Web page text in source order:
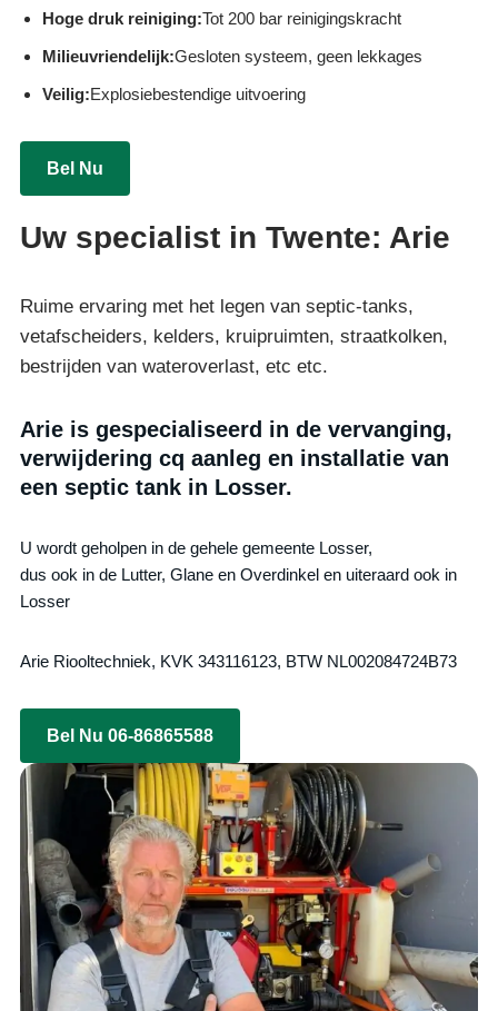
Hoge druk reiniging:Tot 200 bar reinigingskracht
Milieuvriendelijk:Gesloten systeem, geen lekkages
Veilig:Explosiebestendige uitvoering
Bel Nu
Uw specialist in Twente: Arie
Ruime ervaring met het legen van septic-tanks,
vetafscheiders, kelders, kruipruimten, straatkolken,
bestrijden van wateroverlast, etc etc.
Arie is gespecialiseerd in de vervanging,
verwijdering cq aanleg en installatie van
een septic tank in Losser.
U wordt geholpen in de gehele gemeente Losser,
dus ook in de Lutter, Glane en Overdinkel en uiteraard ook in
Losser
Arie Riooltechniek, KVK 343116123, BTW NL002084724B73
Bel Nu 06-86865588